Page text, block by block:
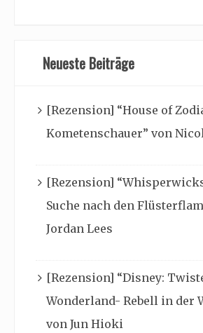
Neueste Beiträge
[Rezension] “House of
Kometenschauer” von
[Rezension]
Suche nach den
Jordan Lees
[Rezension] “Disney:
Wonderland- Rebell in der
von Jun Hioki